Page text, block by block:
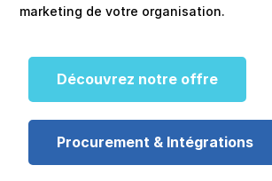
marketing de votre organisation.
Découvrez notre offre
Procurement & Intégrations